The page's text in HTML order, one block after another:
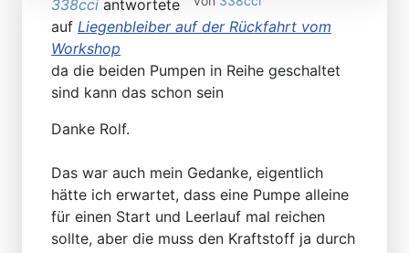
338cci antwortete
auf Liegenbleiber auf der Rückfahrt vom
Workshop
da die beiden Pumpen in Reihe geschaltet
sind kann das schon sein
Danke Rolf.
Das war auch mein Gedanke, eigentlich
hätte ich erwartet, dass eine Pumpe alleine
für einen Start und Leerlauf mal reichen
sollte, aber die muss den Kraftstoff ja durch